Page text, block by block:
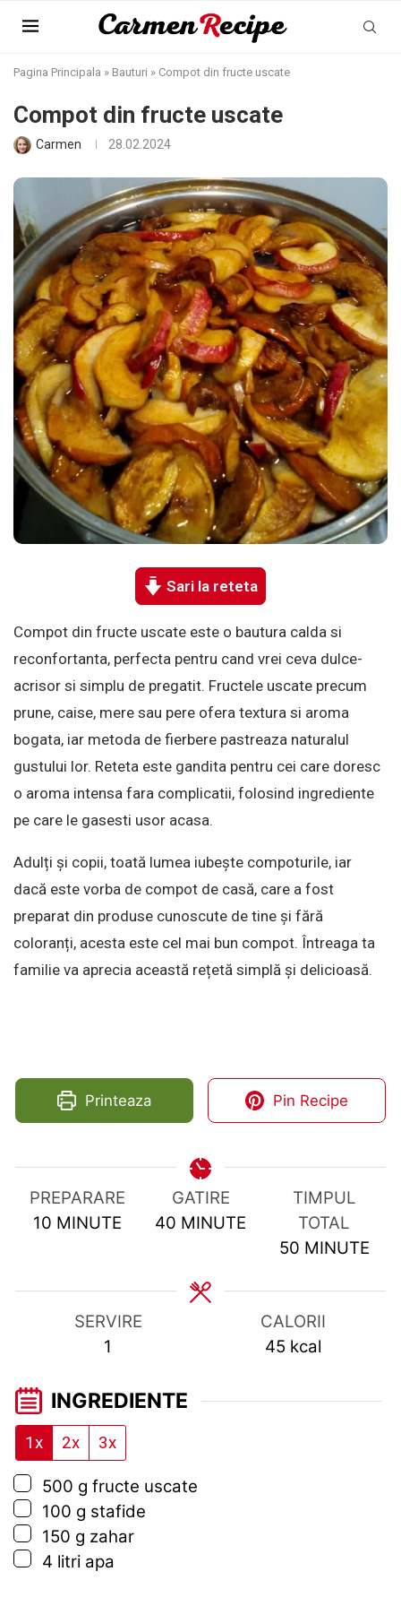
Pagina Principala » Bauturi » Compot din fructe uscate
Compot din fructe uscate
Carmen 28.02.2024
Sari la reteta
Compot din fructe uscate este o bautura calda si
reconfortanta, perfecta pentru cand vrei ceva dulce-
acrisor si simplu de pregatit. Fructele uscate precum
prune, caise, mere sau pere ofera textura si aroma
bogata, iar metoda de fierbere pastreaza naturalul
gustului lor. Reteta este gandita pentru cei care doresc
o aroma intensa fara complicatii, folosind ingrediente
pe care le gasesti usor acasa.
Adulți și copii, toată lumea iubește compoturile, iar
dacă este vorba de compot de casă, care a fost
preparat din produse cunoscute de tine și fără
coloranți, acesta este cel mai bun compot. Întreaga ta
familie va aprecia această rețetă simplă și delicioasă.
Printeaza Pin Recipe
PREPARARE
10MINUTES
MINUTE
GATIRE
40 MINUTES
MINUTE
TIMPUL
TOTAL
50MINUTES
MINUTE
SERVIRE
1
CALORII
45 kcal
INGREDIENTE
1x 2x 3x
▢
500 g fructe uscate
▢
100 g stafide
▢
150 g zahar
▢
4 litri apa